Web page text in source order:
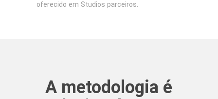
oferecido em Studios parceiros.
A metodologia é